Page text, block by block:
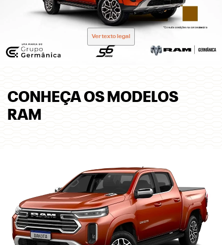
Ver texto legal
CONHEÇA OS MODELOS
RAM